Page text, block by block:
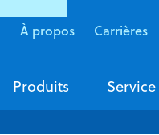
À propos Carrières
Produits